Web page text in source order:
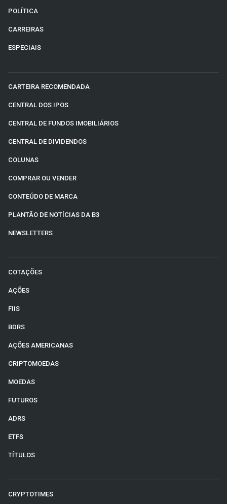
POLÍTICA
CARREIRAS
ESPECIAIS
CARTEIRA RECOMENDADA
CENTRAL DOS IPOS
CENTRAL DE FUNDOS IMOBILIÁRIOS
CENTRAL DE DIVIDENDOS
COLUNAS
COMPRAR OU VENDER
CONTEÚDO DE MARCA
PLANTÃO DE NOTÍCIAS DA B3
NEWSLETTERS
COTAÇÕES
AÇÕES
FIIS
BDRS
AÇÕES AMERICANAS
CRIPTOMOEDAS
MOEDAS
FUTUROS
ADRS
ETFS
TÍTULOS
CRYPTOTIMES